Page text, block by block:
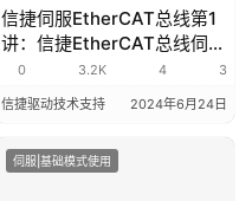
信捷伺服EtherCAT总线第1
讲：信捷EtherCAT总线伺服
介绍
0 3.2K 4 3
信捷驱动技术支持 2024年6月24日
伺服|基础模式使用